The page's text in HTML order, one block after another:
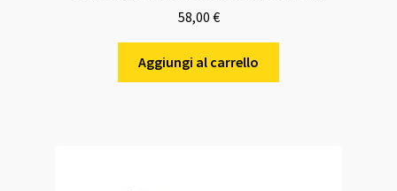
58,00 €
Aggiungi al carrello